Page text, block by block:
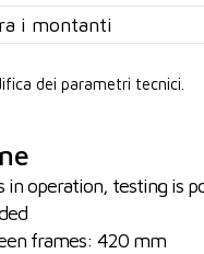
i montanti
dei parametri tecnici.
in operation, testing is
frames: 420 mm